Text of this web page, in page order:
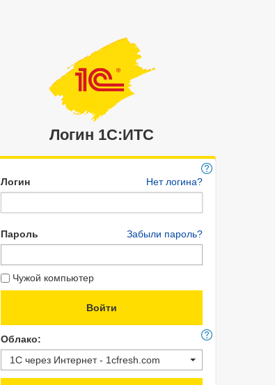
Логин 1C:ИТС
Логин Нет логина?
Пароль Забыли пароль?
Чужой компьютер
Облако:
1С через Интернет - 1cfresh.com